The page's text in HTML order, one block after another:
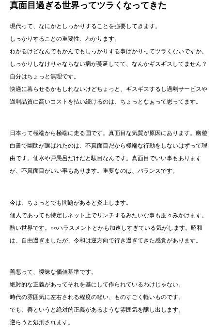
真面目過ぎる世界ってツラくなってきた
現代って、なにかとしっかりすることを強要してきます。
しっかりすることの重要性、わかります。
わかるけどなんでもかんでもしっかりする事ばかりってツラくないですか。
しっかりしなけりゃならない病が蔓延してて、なんかギスギスしてません？
自分はちょっと無理です。
快適に暮らせるかもしれないけどちょっと、ギスギスするし過剰サービスや
過剰品質に高いコストを払い続けるのは、ちょっとなぁって思ってます。
日本って極端から極端に走る国です。真面目な気質が原因にあります。幽遊
白書で幽助が選ばれたのは、不真面目だから極端な行動をしないはずって理
由です。仙水や戸愚呂だけだと駄目なんです。真面目でいい事もあります
が、不真面目がいい事もあります。重要なのは、バランスです。
今は、ちょっとでも問題があると炎上します。
個人であっても特定しネット上でリンチするみたいな事も度々みかけます。
酷い世界です。○○ハラスメントとかも加速しすぎている気がします。昭和
は、自由過ぎましたが、令和は逆方向で行き過ぎてきた感覚があります。
善悪って、曖昧な価値基準です。
絶対的な正義があってそれを基にして作られているわけじゃない。
時代の雰囲気に左右される程度の軽い、ものすごく軽いものです。
でも、善というと絶対的正義があるような雰囲気を醸し出します。
逆らうと処刑されます。